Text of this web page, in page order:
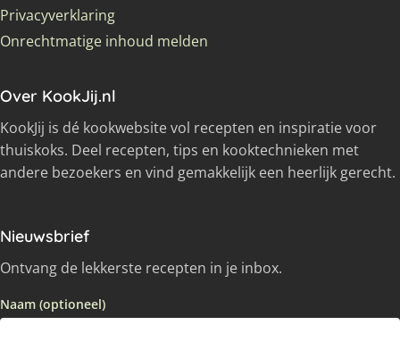
Privacyverklaring
Onrechtmatige inhoud melden
Over KookJij.nl
KookJij is dé kookwebsite vol recepten en inspiratie voor
thuiskoks. Deel recepten, tips en kooktechnieken met
andere bezoekers en vind gemakkelijk een heerlijk gerecht.
Nieuwsbrief
Ontvang de lekkerste recepten in je inbox.
Naam (optioneel)